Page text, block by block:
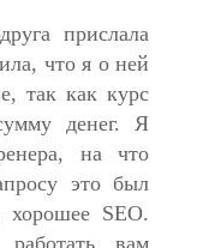
прислала
что я о ней
так как курс
денег. Я
на что
это был
SEO.
вам